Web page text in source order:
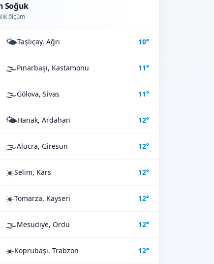
Soğuk
ölçüm
🌤️Taşlıçay, Ağrı 10°
🌫️Pınarbaşı, Kastamonu 11°
🌫️Gölova, Sivas 11°
🌤️Hanak, Ardahan 12°
🌫️Alucra, Giresun 12°
☀️Selim, Kars 12°
☀️Tomarza, Kayseri 12°
🌫️Mesudiye, Ordu 12°
☀️Köprübaşı, Trabzon 12°